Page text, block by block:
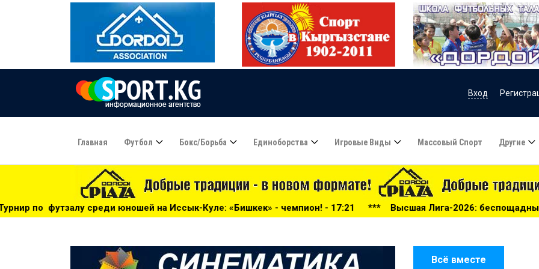
Вход
Главная Футбол Бокс/борьба Единоборства Игровые Виды Массовый Спорт Другие
юношей на Иссык-Куле: «Бишкек» - чемпион! - 17:21 ***Высшая Лига-2026: беспощадный «Дордой», «Алга»
Всё вместе